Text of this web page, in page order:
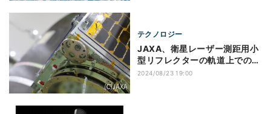
テクノロジー
JAXA、衛星レーザー測距用小
型リフレクターの軌道上での性
能実証に成功
2024/08/23 19:00